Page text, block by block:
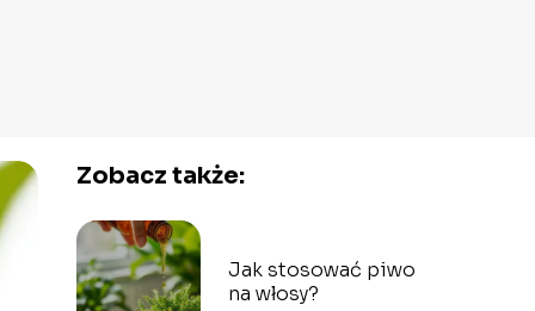
Zobacz także:
Jak stosować piwo
na włosy?